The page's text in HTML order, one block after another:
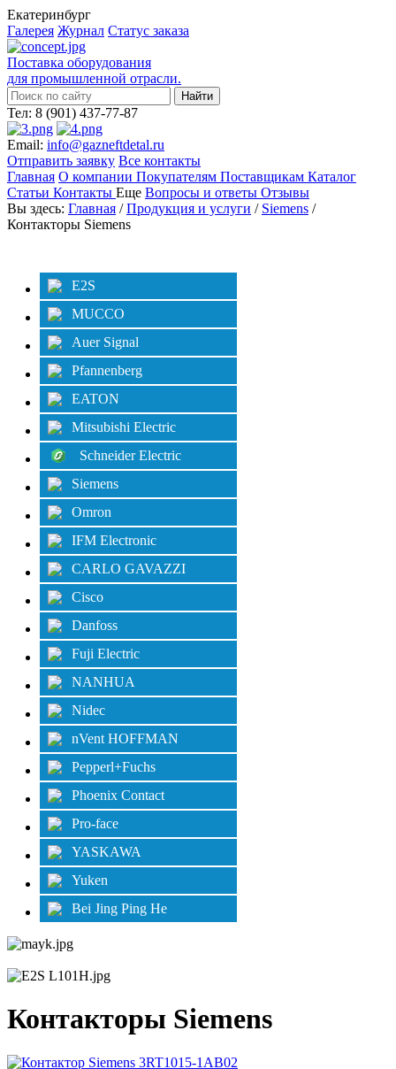
Екатеринбург
Галерея Журнал Статус заказа
Поставка оборудования
для промышленной отрасли.
Тел: 8 (901) 437-77-87
Email: info@gazneftdetal.ru
Отправить заявку Все контакты
Главная О компании Покупателям Поставщикам Каталог
Статьи Контакты Еще Вопросы и ответы Отзывы
Вы здесь: Главная /Продукция и услуги / Siemens /
Контакторы Siemens
E2S
MUCCO
Auer Signal
Pfannenberg
EATON
Mitsubishi Electric
Schneider Electric
Siemens
Omron
IFM Electronic
CARLO GAVAZZI
Cisco
Danfoss
Fuji Electric
NANHUA
Nidec
nVent HOFFMAN
Pepperl+Fuchs
Phoenix Contact
Pro-face
YASKAWA
Yuken
Bei Jing Ping He
Контакторы Siemens